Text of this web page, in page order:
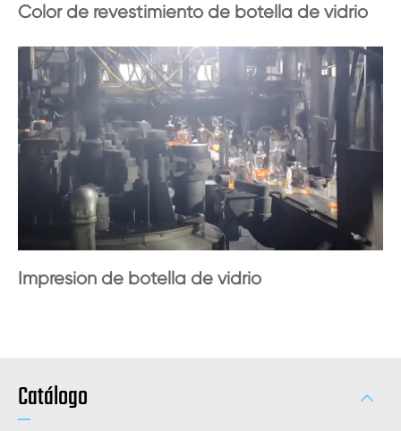
Color de revestimiento de botella de vidrio
Impresión de botella de vidrio
Catálogo